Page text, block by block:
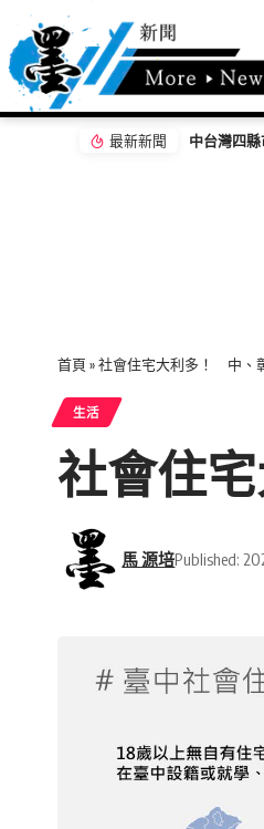
最新新聞 中台灣四
首頁 »社會住宅大利多！ 中、
生活
社會住
馬 源培Published: